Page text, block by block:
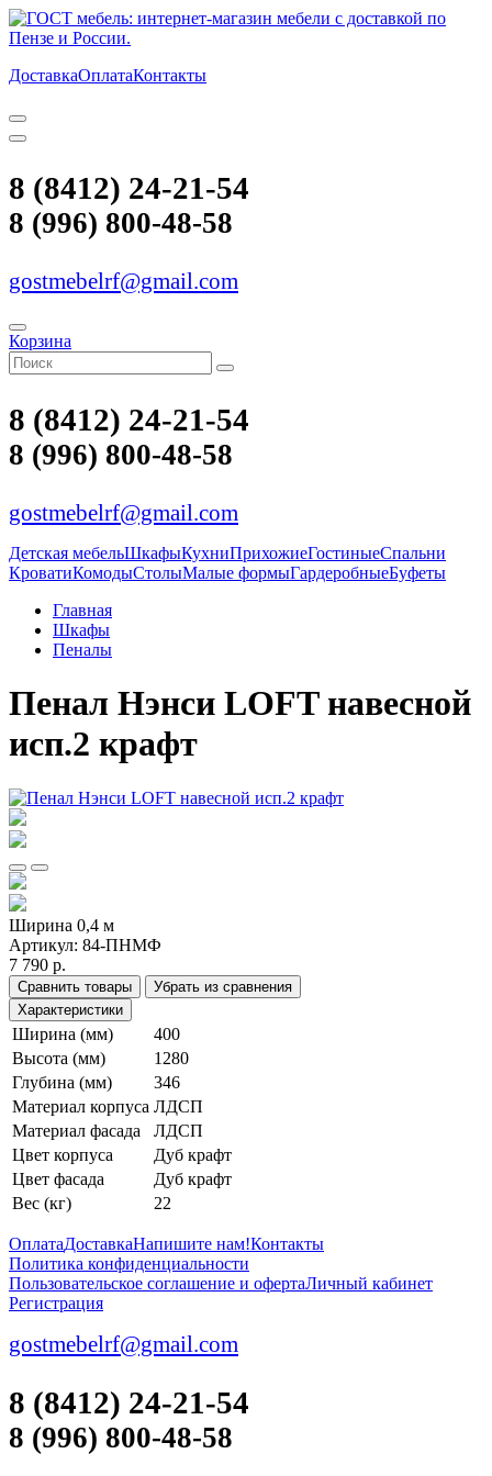
ДоставкаОплатаКонтакты
8 (8412) 24-21-54
8 (996) 800-48-58
gostmebelrf@gmail.com
Корзина
8 (8412) 24-21-54
8 (996) 800-48-58
gostmebelrf@gmail.com
Детская мебельШкафыКухниПрихожиеГостиныеСпальни
КроватиКомодыСтолыМалые формыГардеробныеБуфеты
Главная
Шкафы
Пеналы
Пенал Нэнси LOFT навесной
исп.2 крафт
Ширина 0,4 м
Артикул: 84-ПНМФ
7 790 р.
Сравнить товары
Убрать из сравнения
Характеристики
Ширина (мм)
400
Высота (мм)
1280
Глубина (мм)
346
Материал корпуса ЛДСП
Материал фасада
ЛДСП
Цвет корпуса
Дуб крафт
Цвет фасада
Дуб крафт
Вес (кг)
22
ОплатаДоставкаНапишите нам!Контакты
Политика конфиденциальности
Пользовательское соглашение и офертаЛичный кабинет
Регистрация
gostmebelrf@gmail.com
8 (8412) 24-21-54
8 (996) 800-48-58